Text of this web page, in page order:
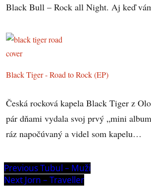
Black Bull – Rock all Night. Aj keď
Black Tiger - Road to Rock (EP)
Česká rocková kapela Black Tiger z
pár dňami vydala svoj prvý „mini
ráz napočúvaný a videl som kapelu…
Navigácia
v
PreviousPrevious
post:
Tubul – Muži
Next Next
Jorn – Traveller